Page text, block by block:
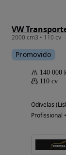
VW
2000 cm3 • 110 cv
Promovido
140 000
110 cv
Odivelas
Profissional